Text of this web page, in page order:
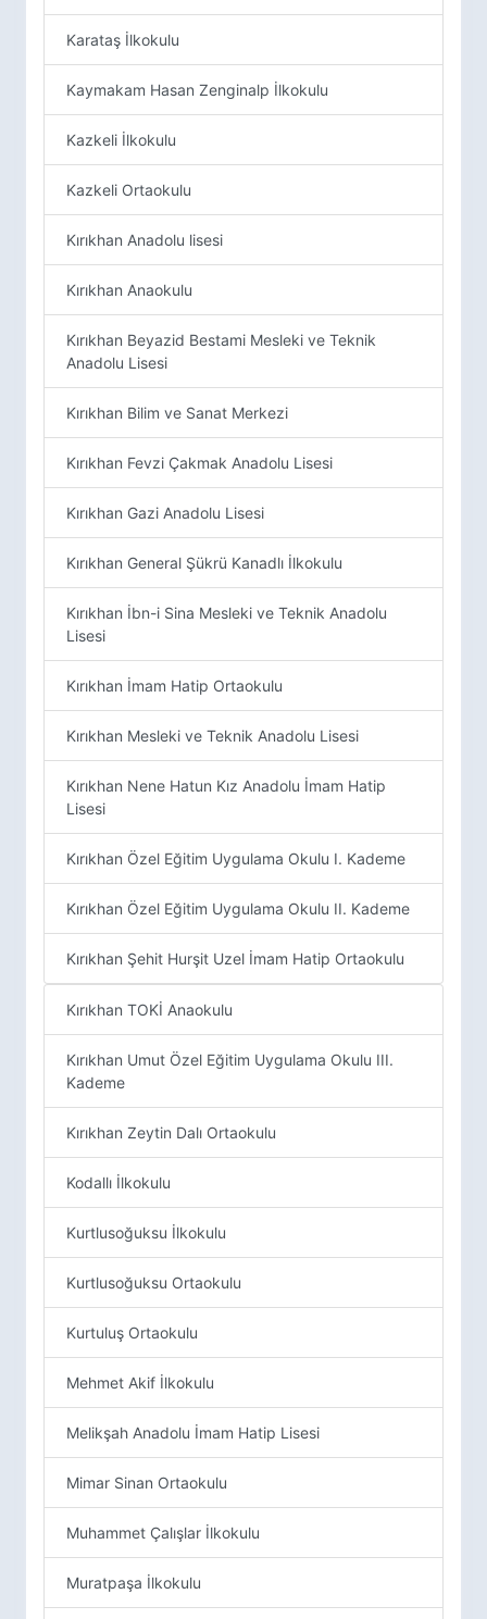
Karataş İlkokulu
Kaymakam Hasan Zenginalp İlkokulu
Kazkeli İlkokulu
Kazkeli Ortaokulu
Kırıkhan Anadolu lisesi
Kırıkhan Anaokulu
Kırıkhan Beyazid Bestami Mesleki ve Teknik
Anadolu Lisesi
Kırıkhan Bilim ve Sanat Merkezi
Kırıkhan Fevzi Çakmak Anadolu Lisesi
Kırıkhan Gazi Anadolu Lisesi
Kırıkhan General Şükrü Kanadlı İlkokulu
Kırıkhan İbn-i Sina Mesleki ve Teknik Anadolu
Lisesi
Kırıkhan İmam Hatip Ortaokulu
Kırıkhan Mesleki ve Teknik Anadolu Lisesi
Kırıkhan Nene Hatun Kız Anadolu İmam Hatip
Lisesi
Kırıkhan Özel Eğitim Uygulama Okulu I. Kademe
Kırıkhan Özel Eğitim Uygulama Okulu II. Kademe
Kırıkhan Şehit Hurşit Uzel İmam Hatip Ortaokulu
Kırıkhan TOKİ Anaokulu
Kırıkhan Umut Özel Eğitim Uygulama Okulu III.
Kademe
Kırıkhan Zeytin Dalı Ortaokulu
Kodallı İlkokulu
Kurtlusoğuksu İlkokulu
Kurtlusoğuksu Ortaokulu
Kurtuluş Ortaokulu
Mehmet Akif İlkokulu
Melikşah Anadolu İmam Hatip Lisesi
Mimar Sinan Ortaokulu
Muhammet Çalışlar İlkokulu
Muratpaşa İlkokulu